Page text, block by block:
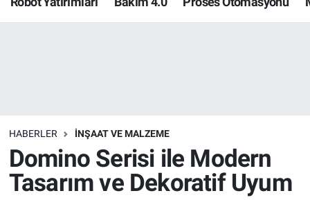
HABERLER İNŞAAT VE MALZEME
Domino Serisi ile Modern
Tasarım ve Dekoratif Uyum
Depolama Çözümleri
İnşaat ve Malzeme